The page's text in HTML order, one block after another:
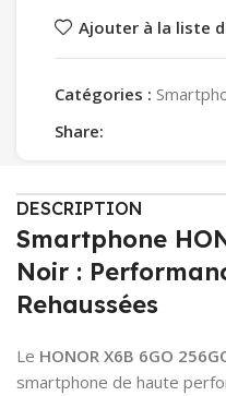
Ajouter à la liste
Catégories :
Share:
DESCRIPTION
Smartphone
Noir :
Rehaussées
Le HONOR X6B 6GO
smartphone de haute